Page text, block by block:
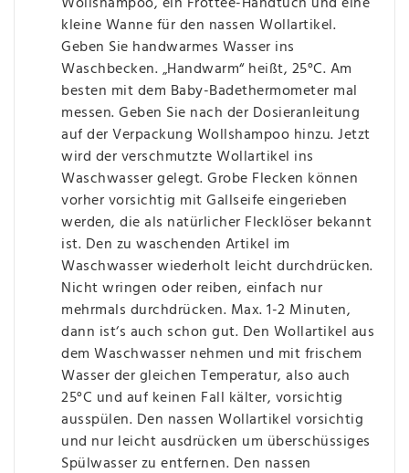
kleine Wanne für den nassen Wollartikel.
Geben Sie handwarmes Wasser ins
Waschbecken. „Handwarm“ heißt, 25°C. Am
besten mit dem Baby-Badethermometer mal
messen. Geben Sie nach der Dosieranleitung
auf der Verpackung Wollshampoo hinzu. Jetzt
wird der verschmutzte Wollartikel ins
Waschwasser gelegt. Grobe Flecken können
vorher vorsichtig mit Gallseife eingerieben
werden, die als natürlicher Flecklöser bekannt
ist. Den zu waschenden Artikel im
Waschwasser wiederholt leicht durchdrücken.
Nicht wringen oder reiben, einfach nur
mehrmals durchdrücken. Max. 1-2 Minuten,
dann ist‘s auch schon gut. Den Wollartikel aus
dem Waschwasser nehmen und mit frischem
Wasser der gleichen Temperatur, also auch
25°C und auf keinen Fall kälter, vorsichtig
ausspülen. Den nassen Wollartikel vorsichtig
und nur leicht ausdrücken um überschüssiges
Spülwasser zu entfernen. Den nassen